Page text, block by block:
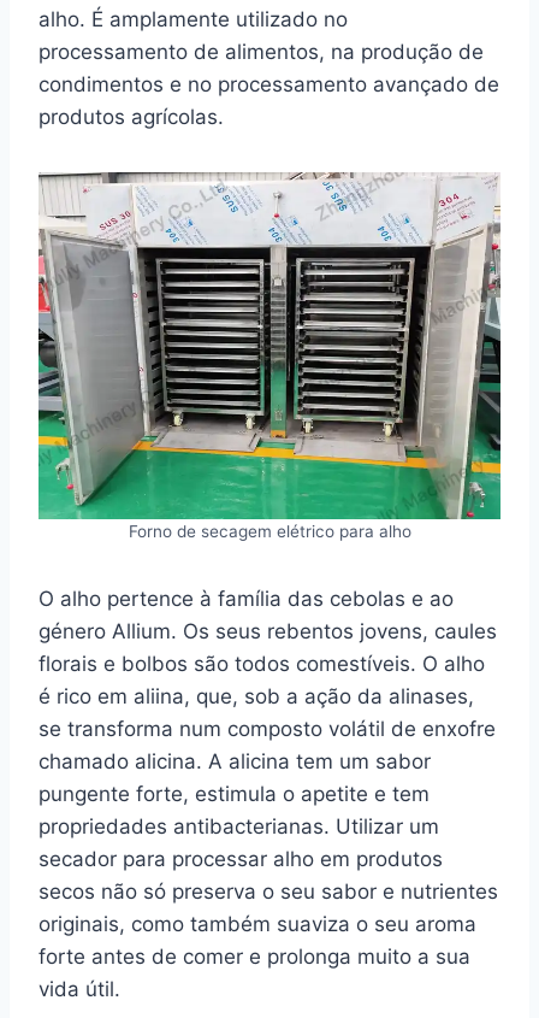
alho. É amplamente utilizado no
processamento de alimentos, na produção de
condimentos e no processamento avançado de
produtos agrícolas.
Forno de secagem elétrico para alho
O alho pertence à família das cebolas e ao
género Allium. Os seus rebentos jovens, caules
florais e bolbos são todos comestíveis. O alho
é rico em aliina, que, sob a ação da alinases,
se transforma num composto volátil de enxofre
chamado alicina. A alicina tem um sabor
pungente forte, estimula o apetite e tem
propriedades antibacterianas. Utilizar um
secador para processar alho em produtos
secos não só preserva o seu sabor e nutrientes
originais, como também suaviza o seu aroma
forte antes de comer e prolonga muito a sua
vida útil.